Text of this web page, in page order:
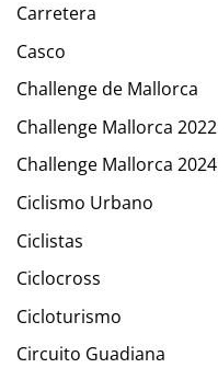
Carretera
Casco
Challenge de Mallorca
Challenge Mallorca 2022
Challenge Mallorca 2024
Ciclismo Urbano
Ciclistas
Ciclocross
Cicloturismo
Circuito Guadiana